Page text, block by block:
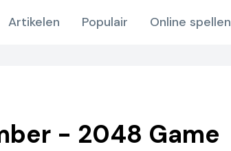
Artikelen Populair Online spellen
- 2048 Game